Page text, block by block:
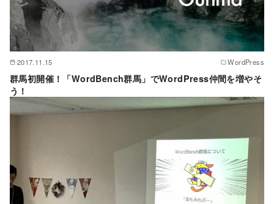
2017.11.15 WordPress
群馬初開催！「WordBench群馬」でWordPress仲間を増やそ
う！